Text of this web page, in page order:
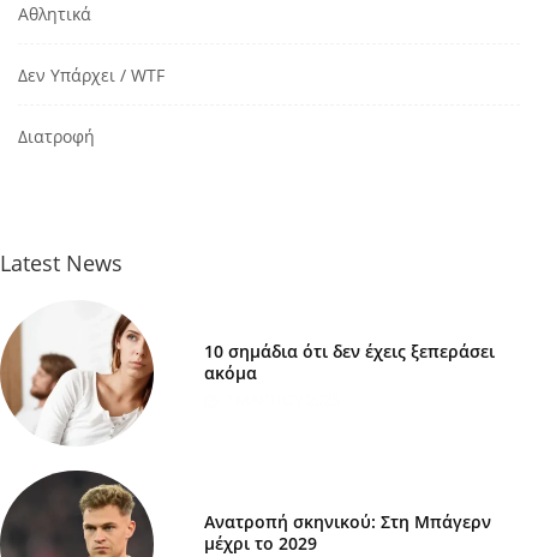
Αθλητικά
Δεν Υπάρχει / WTF
Διατροφή
Latest News
10 σημάδια ότι δεν έχεις ξεπεράσει
ακόμα
Ανατροπή σκηνικού: Στη Μπάγερν
μέχρι το 2029